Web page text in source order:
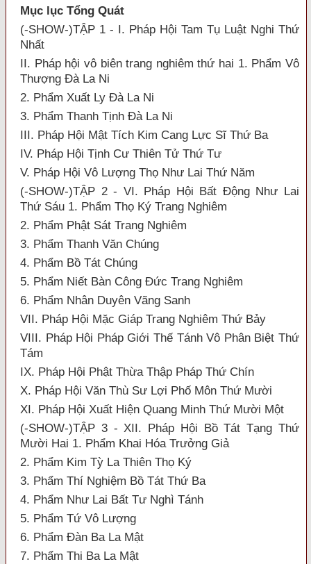
Mục lục Tổng Quát
(-SHOW-)TẬP 1 - I. Pháp Hội Tam Tụ Luật Nghi Thứ
Nhất
II. Pháp hội vô biên trang nghiêm thứ hai 1. Phẩm Vô
Thượng Đà La Ni
2. Phẩm Xuất Ly Đà La Ni
3. Phẩm Thanh Tịnh Đà La Ni
III. Pháp Hội Mật Tích Kim Cang Lực Sĩ Thứ Ba
IV. Pháp Hội Tịnh Cư Thiên Tử Thứ Tư
V. Pháp Hội Vô Lượng Thọ Như Lai Thứ Năm
(-SHOW-)TẬP 2 - VI. Pháp Hội Bất Động Như Lai
Thứ Sáu 1. Phẩm Thọ Ký Trang Nghiêm
2. Phẩm Phật Sát Trang Nghiêm
3. Phẩm Thanh Văn Chúng
4. Phẩm Bồ Tát Chúng
5. Phẩm Niết Bàn Công Đức Trang Nghiêm
6. Phẩm Nhân Duyên Vãng Sanh
VII. Pháp Hội Mặc Giáp Trang Nghiêm Thứ Bảy
VIII. Pháp Hội Pháp Giới Thế Tánh Vô Phân Biệt Thứ
Tám
IX. Pháp Hội Phật Thừa Thập Pháp Thứ Chín
X. Pháp Hội Văn Thù Sư Lợi Phố Môn Thứ Mười
XI. Pháp Hội Xuất Hiện Quang Minh Thứ Mười Một
(-SHOW-)TẬP 3 - XII. Pháp Hội Bồ Tát Tạng Thứ
Mười Hai 1. Phẩm Khai Hóa Trưởng Giả
2. Phẩm Kim Tỳ La Thiên Thọ Ký
3. Phẩm Thí Nghiệm Bồ Tát Thứ Ba
4. Phẩm Như Lai Bất Tư Nghì Tánh
5. Phẩm Tứ Vô Lượng
6. Phẩm Đàn Ba La Mật
7. Phẩm Thi Ba La Mật